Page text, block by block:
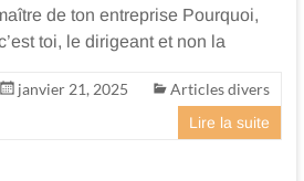
de ton entreprise Pourquoi,
toi, le dirigeant et non la
janvier 21, 2025
Articles divers
Lire la suite